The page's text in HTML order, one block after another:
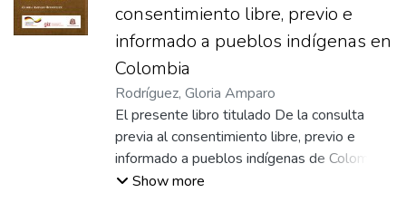
consentimiento libre, previo e
informado a pueblos indígenas en
Colombia
Rodríguez, Gloria Amparo
El presente libro titulado De la consulta
previa al consentimiento libre, previo e
informado a pueblos indígenas de Colombia,
avanza en los ejes centrales de este
Show more